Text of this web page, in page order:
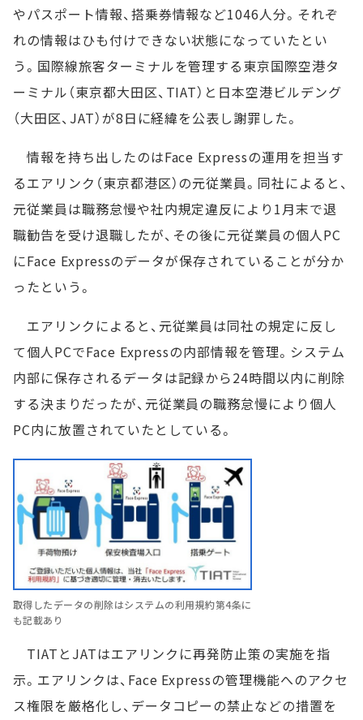
やパスポート情報、搭乗券情報など1046人分。それぞ
れの情報はひも付けできない状態になっていたとい
う。国際線旅客ターミナルを管理する東京国際空港タ
ーミナル（東京都大田区、TIAT）と日本空港ビルデング
（大田区、JAT）が8日に経緯を公表し謝罪した。
情報を持ち出したのはFace Expressの運用を担当す
るエアリンク（東京都港区）の元従業員。同社によると、
元従業員は職務怠慢や社内規定違反により1月末で退
職勧告を受け退職したが、その後に元従業員の個人PC
にFace Expressのデータが保存されていることが分か
ったという。
エアリンクによると、元従業員は同社の規定に反し
て個人PCでFace Expressの内部情報を管理。システム
内部に保存されるデータは記録から24時間以内に削除
する決まりだったが、元従業員の職務怠慢により個人
PC内に放置されていたとしている。
取得したデータの削除はシステムの利用規約第4条に
も記載あり
TIATとJATはエアリンクに再発防止策の実施を指
示。エアリンクは、Face Expressの管理機能へのアクセ
ス権限を厳格化し、データコピーの禁止などの措置を